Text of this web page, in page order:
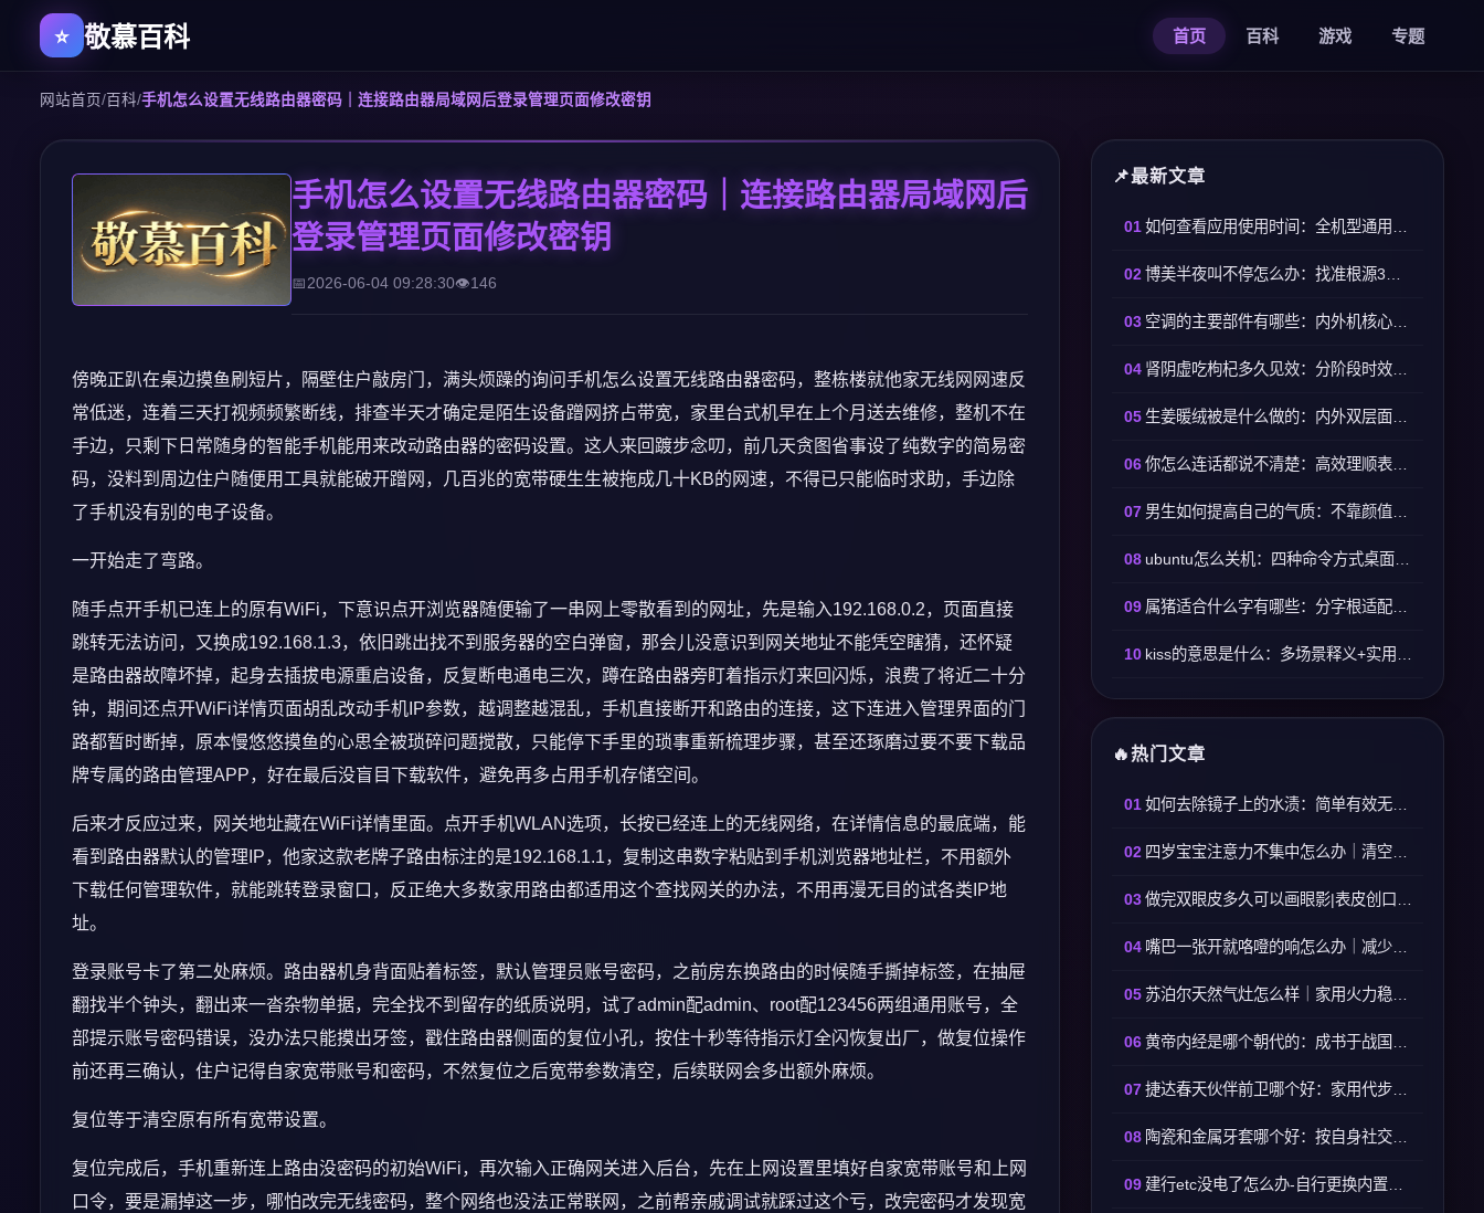
敬慕百科 首页 百科 游戏 专题
网站首页/百科/手机怎么设置无线路由器密码｜连接路由器局域网后登录管理页面修改密钥
手机怎么设置无线路由器密码｜连接路由器局域网后
登录管理页面修改密钥
2026-06-04 09:28:30 146
傍晚正趴在桌边摸鱼刷短片，隔壁住户敲房门，满头烦躁的询问手机怎么设置无线路由器密码，整栋楼就他家无线网网速反
常低迷，连着三天打视频频繁断线，排查半天才确定是陌生设备蹭网挤占带宽，家里台式机早在上个月送去维修，整机不在
手边，只剩下日常随身的智能手机能用来改动路由器的密码设置。这人来回踱步念叨，前几天贪图省事设了纯数字的简易密
码，没料到周边住户随便用工具就能破开蹭网，几百兆的宽带硬生生被拖成几十KB的网速，不得已只能临时求助，手边除
了手机没有别的电子设备。
一开始走了弯路。
随手点开手机已连上的原有WiFi，下意识点开浏览器随便输了一串网上零散看到的网址，先是输入192.168.0.2，页面直接
跳转无法访问，又换成192.168.1.3，依旧跳出找不到服务器的空白弹窗，那会儿没意识到网关地址不能凭空瞎猜，还怀疑
是路由器故障坏掉，起身去插拔电源重启设备，反复断电通电三次，蹲在路由器旁盯着指示灯来回闪烁，浪费了将近二十分
钟，期间还点开WiFi详情页面胡乱改动手机IP参数，越调整越混乱，手机直接断开和路由的连接，这下连进入管理界面的门
路都暂时断掉，原本慢悠悠摸鱼的心思全被琐碎问题搅散，只能停下手里的琐事重新梳理步骤，甚至还琢磨过要不要下载品
牌专属的路由管理APP，好在最后没盲目下载软件，避免再多占用手机存储空间。
后来才反应过来，网关地址藏在WiFi详情里面。点开手机WLAN选项，长按已经连上的无线网络，在详情信息的最底端，能
看到路由器默认的管理IP，他家这款老牌子路由标注的是192.168.1.1，复制这串数字粘贴到手机浏览器地址栏，不用额外
下载任何管理软件，就能跳转登录窗口，反正绝大多数家用路由都适用这个查找网关的办法，不用再漫无目的试各类IP地
址。
登录账号卡了第二处麻烦。路由器机身背面贴着标签，默认管理员账号密码，之前房东换路由的时候随手撕掉标签，在抽屉
翻找半个钟头，翻出来一沓杂物单据，完全找不到留存的纸质说明，试了admin配admin、root配123456两组通用账号，全
部提示账号密码错误，没办法只能摸出牙签，戳住路由器侧面的复位小孔，按住十秒等待指示灯全闪恢复出厂，做复位操作
前还再三确认，住户记得自家宽带账号和密码，不然复位之后宽带参数清空，后续联网会多出额外麻烦。
复位等于清空原有所有宽带设置。
复位完成后，手机重新连上路由没密码的初始WiFi，再次输入正确网关进入后台，先在上网设置里填好自家宽带账号和上网
口令，要是漏掉这一步，哪怕改完无线密码，整个网络也没法正常联网，之前帮亲戚调试就踩过这个亏，改完密码才发现宽
最新文章
热门文章